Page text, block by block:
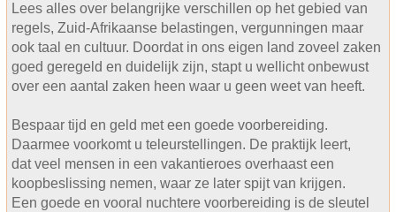
Lees alles over belangrijke verschillen op het gebied van
regels, Zuid-Afrikaanse belastingen, vergunningen maar
ook taal en cultuur. Doordat in ons eigen land zoveel zaken
goed geregeld en duidelijk zijn, stapt u wellicht onbewust
over een aantal zaken heen waar u geen weet van heeft.
Bespaar tijd en geld met een goede voorbereiding.
Daarmee voorkomt u teleurstellingen. De praktijk leert,
dat veel mensen in een vakantieroes overhaast een
koopbeslissing nemen, waar ze later spijt van krijgen.
Een goede en vooral nuchtere voorbereiding is de sleutel